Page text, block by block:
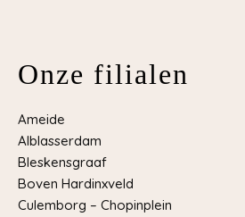
Onze filialen
Ameide
Alblasserdam
Bleskensgraaf
Boven Hardinxveld
Culemborg – Chopinplein